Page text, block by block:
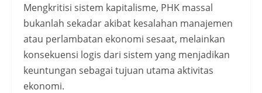
Mengkritisi sistem kapitalisme, PHK massal
bukanlah sekadar akibat kesalahan manajemen
atau perlambatan ekonomi sesaat, melainkan
konsekuensi logis dari sistem yang menjadikan
keuntungan sebagai tujuan utama aktivitas
ekonomi.